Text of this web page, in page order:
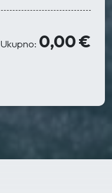
Ukupno: 0,00 €